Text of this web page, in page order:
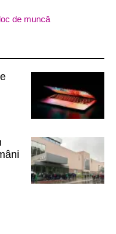
loc de muncă